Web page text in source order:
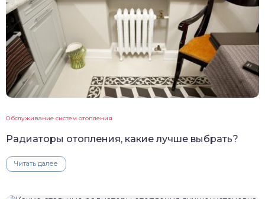
Обслуживание систем отопления
Радиаторы отопления, какие лучше выбрать?
Читать далее